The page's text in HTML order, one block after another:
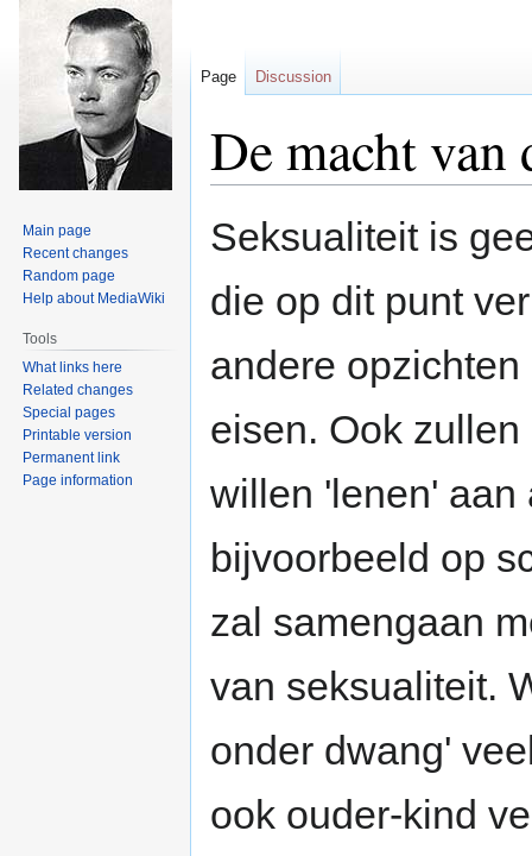
De macht van
to
to
Seksualiteit is
die op dit punt
andere
eisen. Ook
willen 'lenen' aan
bijvoorbeeld op
zal samengaan
van seksualiteit.
onder dwang'
ook ouder-kind
Page Discussion
Main page
Recent changes
Random page
Help about MediaWiki
Tools
What links here
Related changes
Special pages
Printable version
Permanent link
Page information